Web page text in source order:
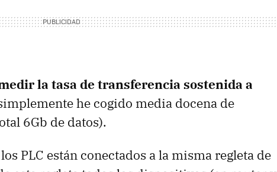
la tasa de transferencia sostenida a
he cogido media docena de
6Gb de datos).
PLC están conectados a la misma regleta de